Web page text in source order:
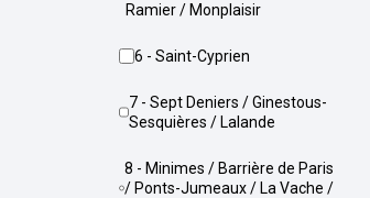
Ramier / Monplaisir
6 - Saint-Cyprien
7 - Sept Deniers / Ginestous-
Sesquières / Lalande
8 - Minimes / Barrière de Paris
/ Ponts-Jumeaux / La Vache /